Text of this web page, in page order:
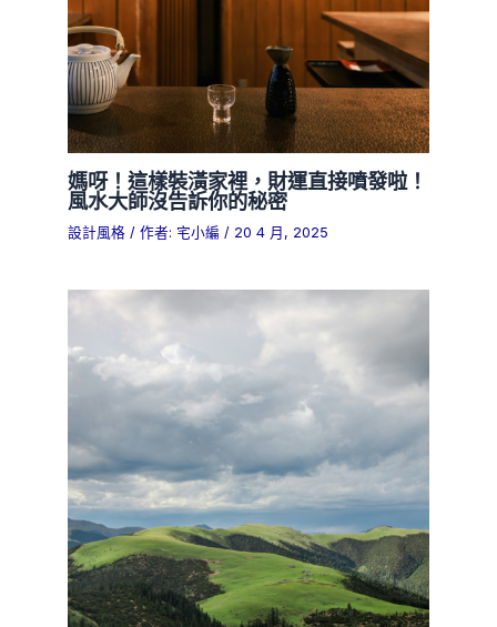
媽呀！這樣裝潢家裡，財運直接噴發啦！
風水大師沒告訴你的秘密
設計風格 / 作者: 宅小編/ 20 4 月, 2025